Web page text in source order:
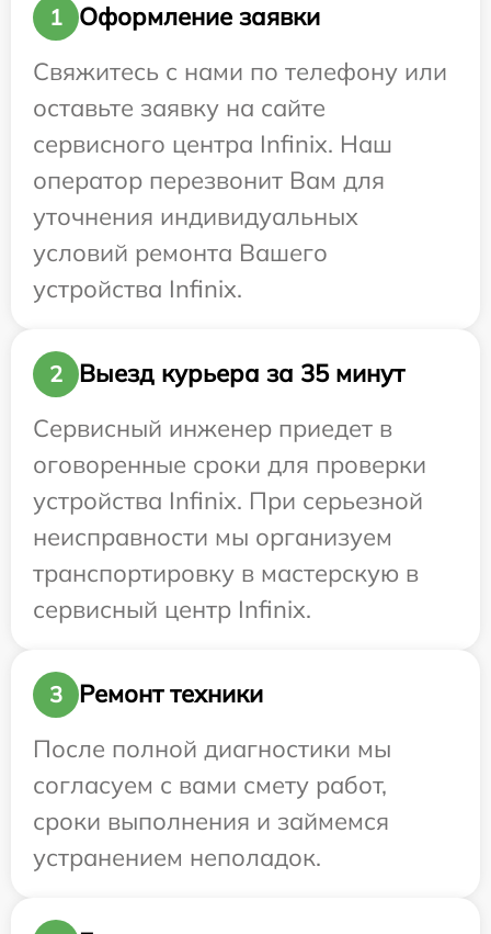
1
Оформление заявки
Свяжитесь с нами по телефону или
оставьте заявку на сайте
сервисного центра Infinix. Наш
оператор перезвонит Вам для
уточнения индивидуальных
условий ремонта Вашего
устройства Infinix.
2
Выезд курьера за 35 минут
Сервисный инженер приедет в
оговоренные сроки для проверки
устройства Infinix. При серьезной
неисправности мы организуем
транспортировку в мастерскую в
сервисный центр Infinix.
3
Ремонт техники
После полной диагностики мы
согласуем с вами смету работ,
сроки выполнения и займемся
устранением неполадок.